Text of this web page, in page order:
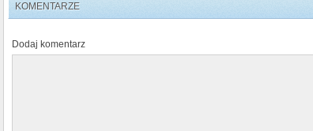
KOMENTARZE
Dodaj komentarz